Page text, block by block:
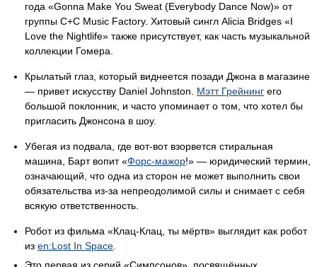
года «Gonna Make You Sweat (Everybody Dance Now)» от
группы C+C Music Factory. Хитовый сингл Alicia Bridges «I
Love the Nightlife» также присутствует, как часть музыкальной
коллекции Гомера.
Крылатый глаз, который виднеется позади Джона в магазине
— привет искусству Daniel Johnston. Мэтт Грейнинг его
большой поклонник, и часто упоминает о том, что хотел бы
пригласить Джонсона в шоу.
Убегая из подвала, где вот-вот взорвется стиральная
машина, Барт вопит «Форс-мажор!» — юридический термин,
означающий, что одна из сторон не может выполнить свои
обязательства из-за непреодолимой силы и снимает с себя
всякую ответственность.
Робот из фильма «Клац-Клац, ты мёртв» выглядит как робот
из en:Lost In Space